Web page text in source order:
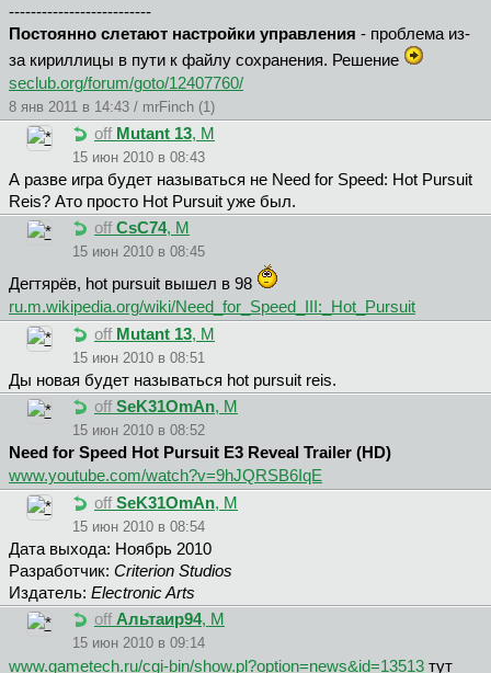
--------------------------
Постоянно слетают настройки управления - проблема из-
за кириллицы в пути к файлу сохранения. Решение
seclub.org/forum/goto/12407760/
8 янв 2011 в 14:43 / mrFinch (1)
off Mutant 13, М
15 июн 2010 в 08:43
А разве игра будет называться не Need for Speed: Hot Pursuit
Reis? Ато просто Hot Pursuit уже был.
off CsC74, М
15 июн 2010 в 08:45
Дeгтяpёв, hot pursuit вышел в 98
ru.m.wikipedia.org/wiki/Need_for_Speed_III:_Hot_Pursuit
off Mutant 13, М
15 июн 2010 в 08:51
Ды новая будет называться hot pursuit reis.
off SeK31OmAn, М
15 июн 2010 в 08:52
Need for Speed Hot Pursuit E3 Reveal Trailer (HD)
www.youtube.com/watch?v=9hJQRSB6IqE
off SeK31OmAn, М
15 июн 2010 в 08:54
Дата выхода: Hоябрь 2010
Разработчик: Criterion Studios
Издатель: Electronic Arts
off Aльтaиp94, М
15 июн 2010 в 09:14
www.gametech.ru/cgi-bin/show.pl?option=news&id=13513 тут